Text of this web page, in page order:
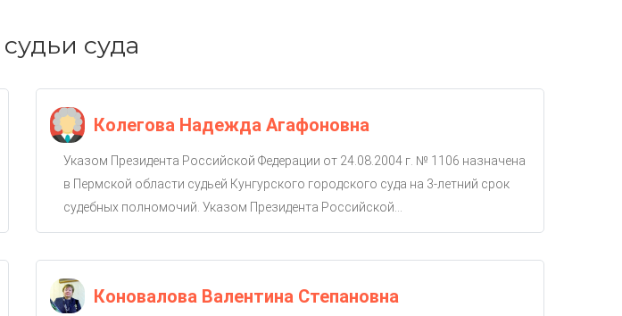
суда
Колегова Надежда Агафоновна
Указом Президента Российской Федерации от 24.08.2004 г. № 1106 назначена
в Пермской области судьей Кунгурского городского суда на 3-летний срок
судебных полномочий. Указом Президента Российской...
Коновалова Валентина Степановна